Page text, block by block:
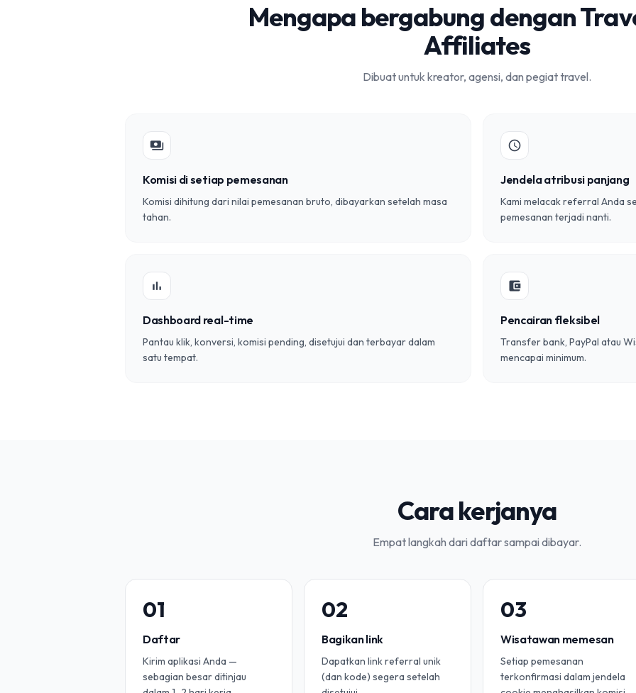
Mengapa bergabung dengan
Affiliates
Dibuat untuk kreator, agensi, dan pegiat travel.
payments
Komisi di setiap pemesanan
Komisi dihitung dari nilai pemesanan bruto, dibayarkan setelah masa
tahan.
schedule
Jendela atribusi panjang
Kami melacak referral Anda
pemesanan terjadi nanti.
bar_chart
Dashboard real-time
Pantau klik, konversi, komisi pending, disetujui dan terbayar dalam
satu tempat.
account_balance_wallet
Pencairan fleksibel
Transfer bank, PayPal atau
mencapai minimum.
Cara kerjanya
Empat langkah dari daftar sampai dibayar.
01
Daftar
Kirim aplikasi Anda —
sebagian besar ditinjau
02
Bagikan link
Dapatkan link referral unik
(dan kode) segera setelah
03
Wisatawan memesan
Setiap pemesanan
terkonfirmasi dalam jendela